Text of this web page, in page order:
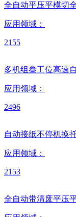
全自动平压平模切
应用领域：
2155
多机组叁工位高速
应用领域：
2496
自动接纸不停机换
应用领域：
2153
全自动带清废平压